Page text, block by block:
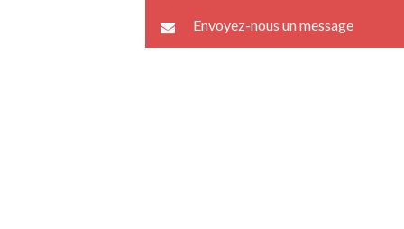
Envoyez-nous un message